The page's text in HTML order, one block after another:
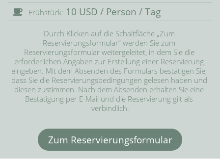
Frühstück: 10 USD / Person / Tag
Durch Klicken auf die Schaltfläche „Zum
Reservierungsformular“ werden Sie zum
Reservierungsformular weitergeleitet, in dem Sie die
erforderlichen Angaben zur Erstellung einer Reservierung
eingeben. Mit dem Absenden des Formulars bestätigen Sie,
dass Sie die Reservierungsbedingungen gelesen haben und
diesen zustimmen. Nach dem Absenden erhalten Sie eine
Bestätigung per E-Mail und die Reservierung gilt als
verbindlich.
Zum Reservierungsformular